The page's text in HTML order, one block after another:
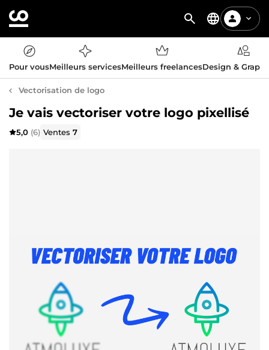
Pour vousMeilleurs servicesMeilleurs freelancesDesign &
Vectorisation de logo
Je vais vectoriser votre logo pixellisé
5,0 (6) Ventes7